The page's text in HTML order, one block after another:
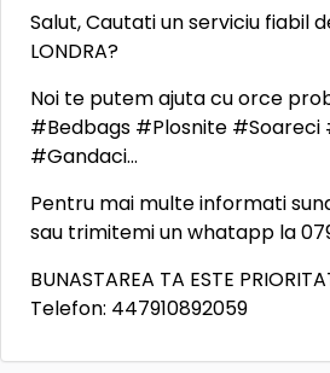
Salut, Cautati un serviciu fiabil
LONDRA?
Noi te putem ajuta cu orce
#Bedbags #Plosnite
#Gandaci…
Pentru mai multe informati
sau trimitemi un whatapp la
BUNASTAREA TA ESTE
Telefon: 447910892059